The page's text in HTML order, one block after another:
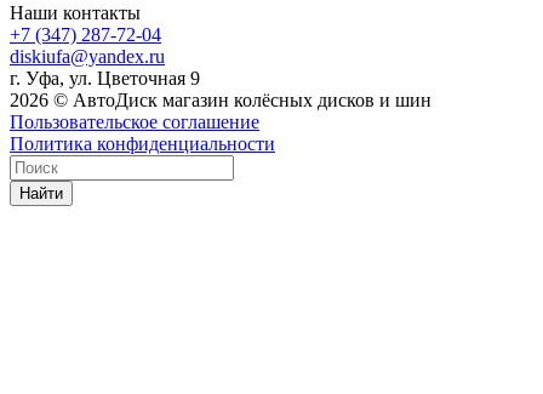
Наши контакты
+7 (347) 287-72-04
diskiufa@yandex.ru
г. Уфа, ул. Цветочная 9
2026 © АвтоДиск магазин колёсных дисков и шин
Пользовательское соглашение
Политика конфиденциальности
Найти